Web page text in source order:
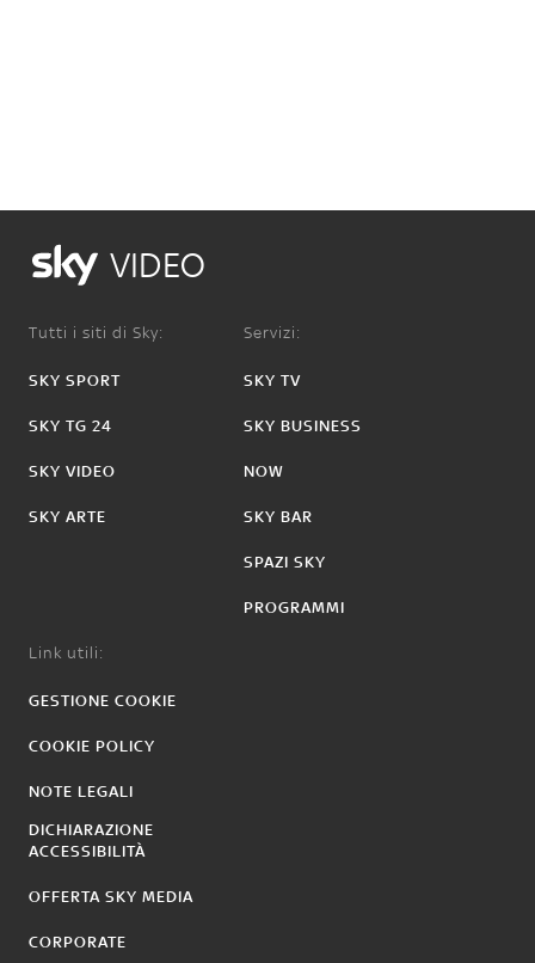
VIDEO
Tutti i siti di Sky:
SKY SPORT
SKY TG 24
SKY VIDEO
SKY ARTE
Servizi:
SKY TV
SKY BUSINESS
NOW
SKY BAR
SPAZI SKY
PROGRAMMI
Link utili:
GESTIONE COOKIE
COOKIE POLICY
NOTE LEGALI
DICHIARAZIONE
ACCESSIBILITÀ
OFFERTA SKY MEDIA
CORPORATE